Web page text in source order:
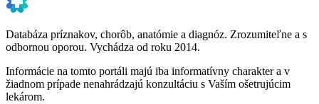
Databáza príznakov, chorôb, anatómie a diagnóz. Zrozumiteľne a s
odbornou oporou. Vychádza od roku 2014.
Informácie na tomto portáli majú iba informatívny charakter a v
žiadnom prípade nenahrádzajú konzultáciu s Vaším ošetrujúcim
lekárom.